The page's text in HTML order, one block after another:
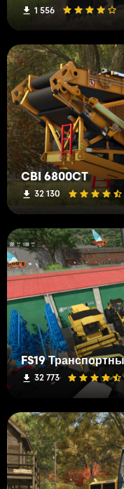
1 556
CBI 6800CT
32 130
32 773